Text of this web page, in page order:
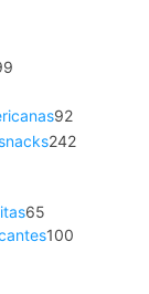
92
242
65
100